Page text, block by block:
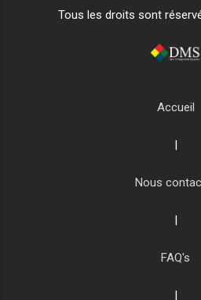
Tous les droits sont
Accueil
Nous
FAQ's